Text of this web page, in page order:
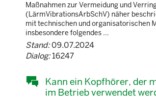
Maßnahmen zur Vermeidung und
(LärmVibrationsArbSchV) näher
mit technischen und organisatorischen
insbesondere folgendes ...
Stand:09.07.2024
Dialog:16247
Kann ein Kopfhörer, der
im Betrieb verwendet